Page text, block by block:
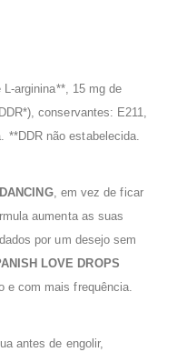
arginina**, 15 mg de
conservantes: E211,
**DDR não estabelecida.
, em vez de ficar
aumenta as suas
por um desejo sem
LOVE DROPS
e com mais frequência.
antes de engolir,